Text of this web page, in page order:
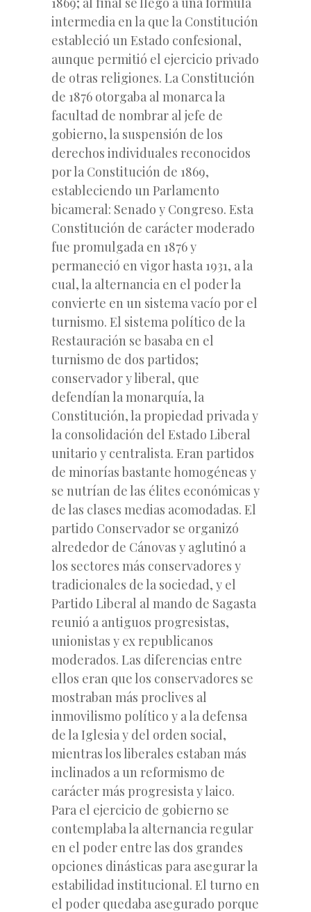
intermedia en la que la Constitución
estableció un Estado confesional,
aunque permitió el ejercicio privado
de otras religiones. La Constitución
de 1876 otorgaba al monarca la
facultad de nombrar al jefe de
gobierno, la suspensión de los
derechos individuales reconocidos
por la Constitución de 1869,
estableciendo un Parlamento
bicameral: Senado y Congreso. Esta
Constitución de carácter moderado
fue promulgada en 1876 y
permaneció en vigor hasta 1931, a la
cual, la alternancia en el poder la
convierte en un sistema vacío por el
turnismo. El sistema político de la
Restauración se basaba en el
turnismo de dos partidos;
conservador y liberal, que
defendían la monarquía, la
Constitución, la propiedad privada y
la consolidación del Estado Liberal
unitario y centralista. Eran partidos
de minorías bastante homogéneas y
se nutrían de las élites económicas y
de las clases medias acomodadas. El
partido Conservador se organizó
alrededor de Cánovas y aglutinó a
los sectores más conservadores y
tradicionales de la sociedad, y el
Partido Liberal al mando de Sagasta
reunió a antiguos progresistas,
unionistas y ex republicanos
moderados. Las diferencias entre
ellos eran que los conservadores se
mostraban más proclives al
inmovilismo político y a la defensa
de la Iglesia y del orden social,
mientras los liberales estaban más
inclinados a un reformismo de
carácter más progresista y laico.
Para el ejercicio de gobierno se
contemplaba la alternancia regular
en el poder entre las dos grandes
opciones dinásticas para asegurar la
estabilidad institucional. El turno en
el poder quedaba asegurado porque